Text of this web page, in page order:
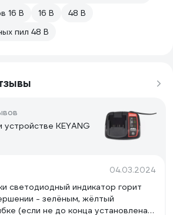
16 В
16 В
48 В
пил 48 В
KEYANG
04.03.2024
светодиодный индикатор горит
- зелёным, жёлтый
(если не до конца установлена